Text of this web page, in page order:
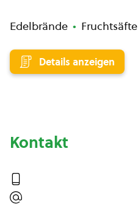
Edelbrände Fruchtsäfte
Details anzeigen
Kontakt